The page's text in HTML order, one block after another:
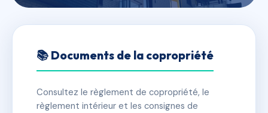
Immeuble HOUSSARD
✓ Immatriculée 🏠 12 lots 🏗 1 bâtiment(s)
📚 Documents de la copropriété
Consultez le règlement de copropriété, le
règlement intérieur et les consignes de